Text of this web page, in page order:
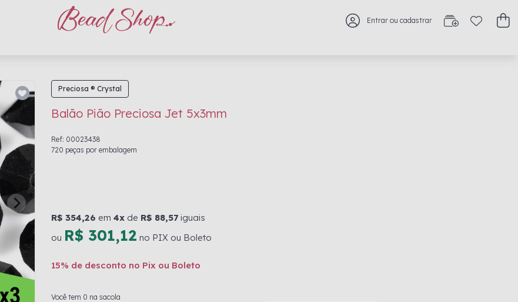
Entrar ou cadastrar
Preciosa ® Crystal
Balão Pião Preciosa Jet 5x3mm
Ref: 00023438
720 peças por embalagem
R$ 354,26 em 4x de R$ 88,57 iguais
ou R$ 301,12 no PIX ou Boleto
15% de desconto no Pix ou Boleto
Você tem 0 na sacola